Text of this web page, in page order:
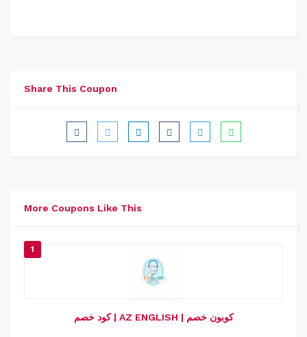
Share This Coupon
More Coupons Like This
1
كود خصم | AZ ENGLISH | كوبون خصم